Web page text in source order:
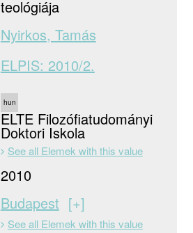
teológiája
Nyirkos, Tamás
ELPIS: 2010/2.
hun
ELTE Filozófiatudományi
Doktori Iskola
See all Elemek with this value
2010
Budapest
See all Elemek with this value
+